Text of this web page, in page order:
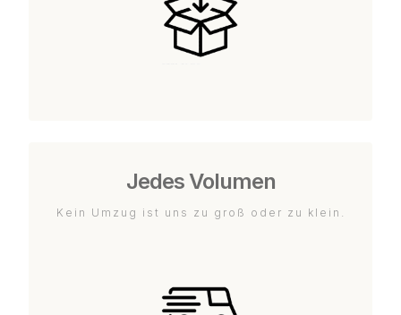
Jedes Volumen
Kein Umzug ist uns zu groß oder zu klein.